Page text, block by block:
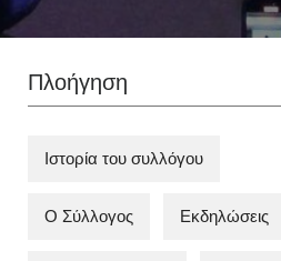
Πλοήγηση
Ιστορία του συλλόγου
Ο Σύλλογος Εκδηλώσεις